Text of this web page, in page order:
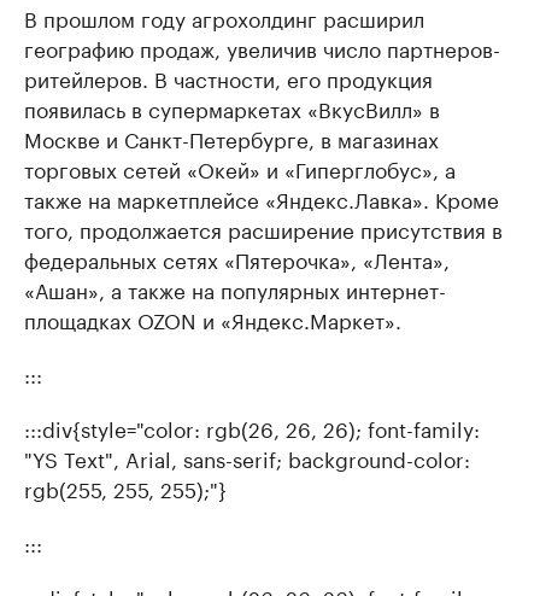
В прошлом году агрохолдинг расширил
географию продаж, увеличив число партнеров-
ритейлеров. В частности, его продукция
появилась в супермаркетах «ВкусВилл» в
Москве и Санкт-Петербурге, в магазинах
торговых сетей «Окей» и «Гиперглобус», а
также на маркетплейсе «Яндекс.Лавка». Кроме
того, продолжается расширение присутствия в
федеральных сетях «Пятерочка», «Лента»,
«Ашан», а также на популярных интернет-
площадках OZON и «Яндекс.Маркет».
:::
:::div{style="color: rgb(26, 26, 26); font-family:
"YS Text", Arial, sans-serif; background-color:
rgb(255, 255, 255);"}
:::